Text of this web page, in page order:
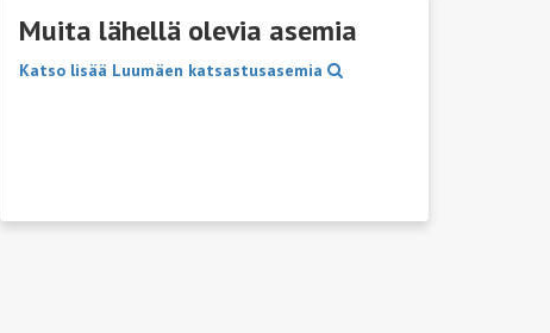
Muita lähellä olevia asemia
Katso lisää Luumäen katsastusasemia